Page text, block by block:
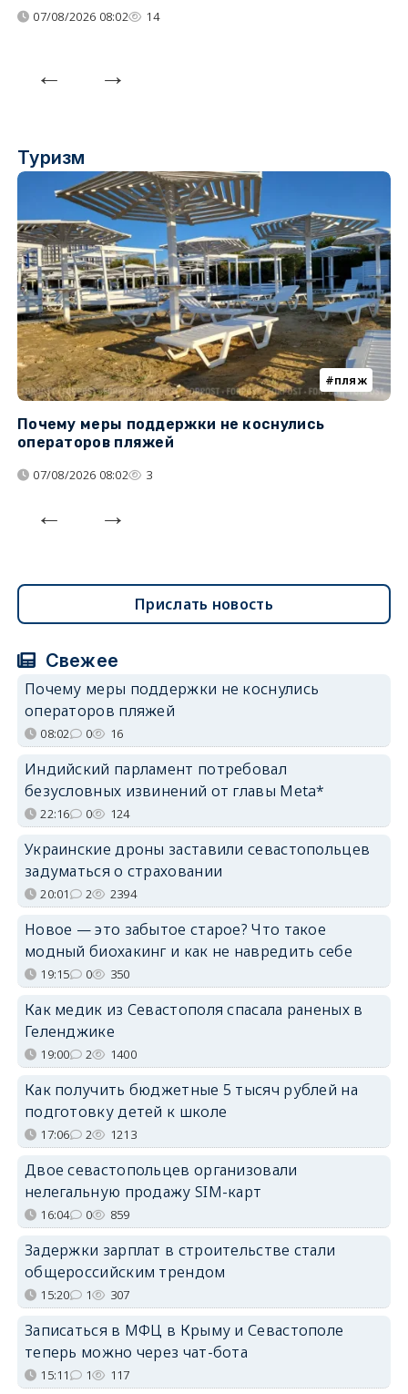
07/08/2026 08:02 14
Туризм
пляж
Почему меры поддержки не коснулись
операторов пляжей
07/08/2026 08:02 3
Прислать новость
Свежее
Почему меры поддержки не коснулись
операторов пляжей
08:02 0 16
Индийский парламент потребовал
безусловных извинений от главы Meta*
22:16 0 124
Украинские дроны заставили севастопольцев
задуматься о страховании
20:01 2 2394
Новое — это забытое старое? Что такое
модный биохакинг и как не навредить себе
19:15 0 350
Как медик из Севастополя спасала раненых в
Геленджике
19:00 2 1400
Как получить бюджетные 5 тысяч рублей на
подготовку детей к школе
17:06 2 1213
Двое севастопольцев организовали
нелегальную продажу SIM-карт
16:04 0 859
Задержки зарплат в строительстве стали
общероссийским трендом
15:20 1 307
Записаться в МФЦ в Крыму и Севастополе
теперь можно через чат-бота
15:11 1 117